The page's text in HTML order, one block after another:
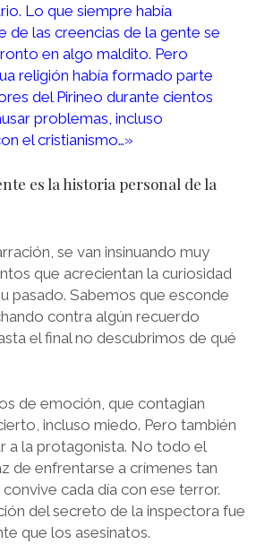
Lo que siempre había
de las creencias de la gente se
en algo maldito. Pero
religión había formado parte
del Pirineo durante cientos
problemas, incluso
el cristianismo…»
es la historia personal de la
se van insinuando muy
que acrecientan la curiosidad
pasado. Sabemos que esconde
contra algún recuerdo
el final no descubrimos de qué
de emoción, que contagian
incluso miedo. Pero también
a la protagonista. No todo el
de enfrentarse a crímenes tan
cada día con ese terror.
del secreto de la inspectora fue
que los asesinatos.